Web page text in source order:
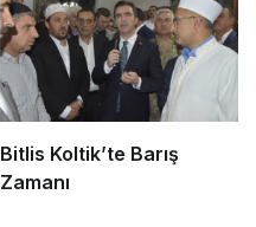
Bitlis Koltik’te Barış
Zamanı